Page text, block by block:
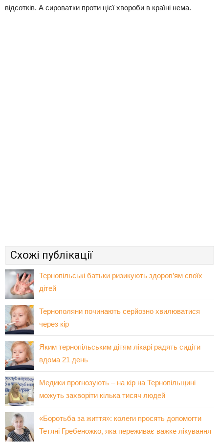
відсотків. А сироватки проти цієї хвороби в країні нема.
Схожі публікації
Тернопільські батьки ризикують здоров’ям своїх
дітей
Тернополяни починають серйозно хвилюватися
через кір
Яким тернопільським дітям лікарі радять сидіти
вдома 21 день
Медики прогнозують – на кір на Тернопільщині
можуть захворіти кілька тисяч людей
«Боротьба за життя»: колеги просять допомогти
Тетяні Гребеножко, яка переживає важке лікування